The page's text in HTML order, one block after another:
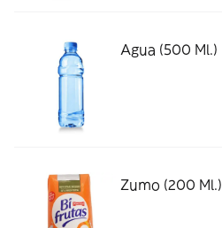
Agua (500 Ml.)
Zumo (200 Ml.)